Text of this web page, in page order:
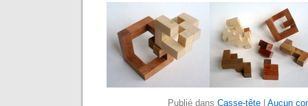
Publié dans Casse-tête Aucun